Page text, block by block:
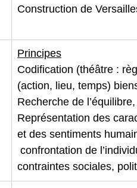
Construction de
Principes
Codification (théâtre :
(action, lieu, temps)
Recherche de l’équilibre,
Représentation des
et des sentiments
confrontation de
contraintes sociales,